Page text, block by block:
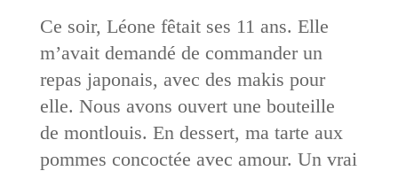
Ce soir, Léone fêtait ses 11 ans. Elle
m’avait demandé de commander un
repas japonais, avec des makis pour
elle. Nous avons ouvert une bouteille
de montlouis. En dessert, ma tarte aux
pommes concoctée avec amour. Un vrai